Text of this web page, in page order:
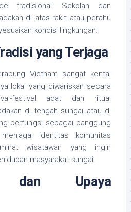
tradisional. Sekolah dan
di atas rakit atau perahu
kondisi lingkungan.
yang Terjaga
Vietnam sangat kental
lokal yang diwariskan secara
festival adat dan ritual
di tengah sungai atau di
berfungsi sebagai panggung
identitas komunitas
wisatawan yang ingin
masyarakat sungai.
dan Upaya